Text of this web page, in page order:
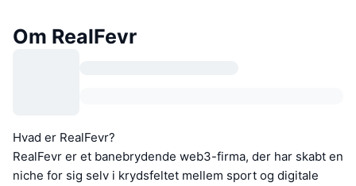
Om RealFevr
Hvad er RealFevr?
RealFevr er et banebrydende web3-firma, der har skabt en
niche for sig selv i krydsfeltet mellem sport og digitale